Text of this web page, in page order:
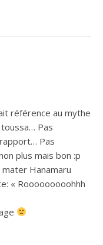
référence au mythe
Pas
Pas
plus mais bon :p
Hanamaru
« Rooooooooohhh